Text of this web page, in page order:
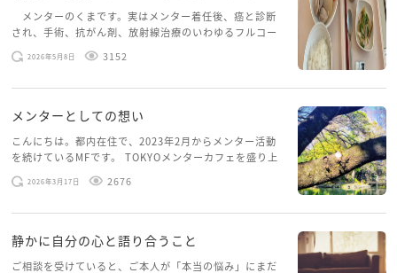
メンターのくまです。実はメンター着任後、癌と診断
され、手術、抗がん剤、放射線治療のいわゆるフルコー
スを体験していて、しばらくメンターカフェに来られて
いませんでした。体力だけでなく、気力も落ちパソコン
2026年5月8日 3152
メンターとしての想い
こんにちは。都内在住で、2023年2月からメンター活動
を続けているMFです。 TOKYOメンターカフェを盛り上
げたいという想いから、勇気を出して初めてブログを投
稿してみようと思います。少し自分のことを書いてみま
2026年3月17日 2676
静かに自分の心と語り合うこと
ご相談を受けていると、ご本人が「本当の悩み」にまだ